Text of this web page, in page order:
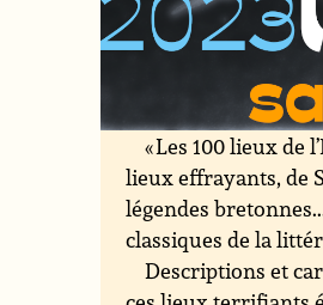
« Les 100 lieux de
lieux effrayants, de
légendes
classiques de la
Descriptions et